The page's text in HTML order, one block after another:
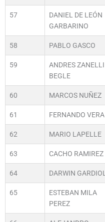
57
DANIEL DE LEÓN
GARBARINO
58 PABLO GASCO
59
ANDRES ZANELLI
BEGLE
60 MARCOS NUÑEZ
61 FERNANDO VERA
62 MARIO LAPELLE
63 CACHO RAMIREZ
64 DARWIN GARDIOL
65
ESTEBAN MILA
PEREZ